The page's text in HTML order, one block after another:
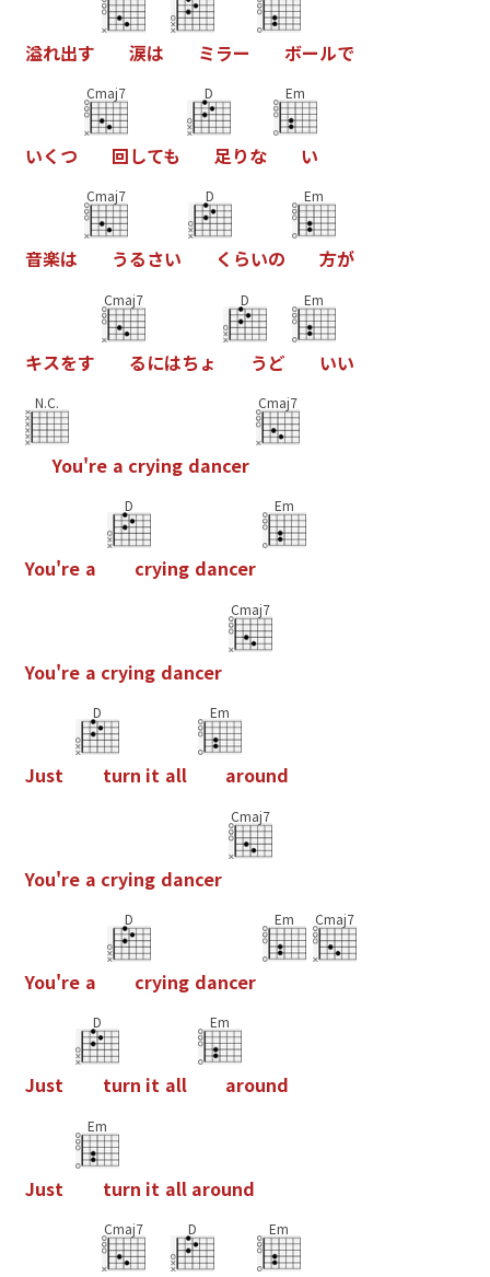
溢れ出す 涙は ミラー ボールで
いく つ
Cmaj7
回しても
D
足りな
Em
い
音楽は
Cmaj7
うるさい
D
く らいの
Em
方が
キスをす
Cmaj7
るにはちょ
D
う ど
Em
いい
N.C.
You're a crying dancer
Cmaj7
You're a
D
crying dancer
Em
You're a crying dancer
Cmaj7
Just
D
turn it all
Em
around
You're a crying dancer
Cmaj7
You're a
D
crying dancer
Em Cmaj7
Just
D
turn it all
Em
around
Just
Em
turn it all around
Cmaj7 D Em